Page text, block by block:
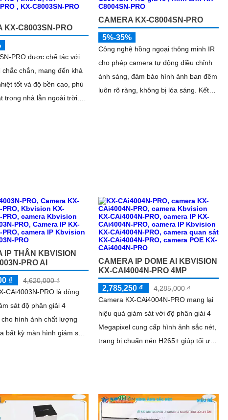
KX-C8003SN-PRO
PRO được chế tác với
chắc chắn, mang đến khả
tốt và độ bền cao, phù
trong nhà lẫn ngoài trời.
CAMERA KX-C8004SN-PRO
5%-35%
Công nghệ hồng ngoại thông minh IR
cho phép camera tự động điều chỉnh
ánh sáng, đảm bảo hình ảnh ban đêm
luôn rõ ràng, không bị lóa sáng. Kết
IP THÂN KBVISION
PRO AI
₫
4,620,000 ₫
CAi4003N-PRO là dòng
sát độ phân giải 4
cho hình ảnh chất lượng
bất kỳ màn hình giám sát
minh giúp nâng cao hiệu
an ninh
CAMERA IP DOME AI KBVISION
KX-CAI4004N-PRO 4MP
2,785,250 ₫
4,285,000 ₫
Camera KX-CAi4004N-PRO mang lại
hiệu quả giám sát với độ phân giải 4
Megapixel cung cấp hình ảnh sắc nét,
trang bị chuẩn nén H265+ giúp tối ưu
hàng rào ảo, xâm nhập, và phân biệt
người/xe (SMD Plus) bảo vệ an ninh